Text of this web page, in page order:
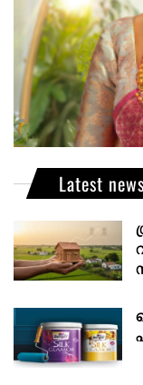
Latest news